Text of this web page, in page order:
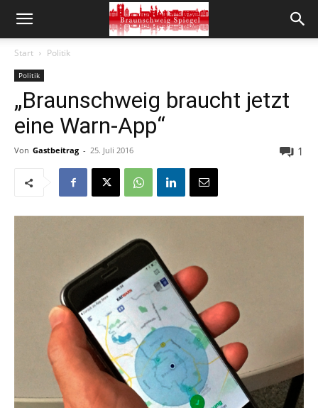
Start Politik
Politik
„Braunschweig braucht jetzt
eine Warn-App“
Von Gastbeitrag - 25. Juli 2016 1